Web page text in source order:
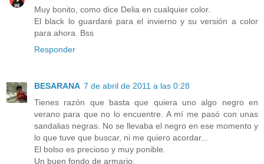
Muy bonito, como dice Delia en cualquier color.
El black lo guardaré para el invierno y su versión a color
para ahora. Bss
Responder
BESARANA 7 de abril de 2011 a las 0:28
Tienes razón que basta que quiera uno algo negro en
verano para que no lo encuentre. A mí me pasó con unas
sandalias negras. No se llevaba el negro en ese momento y
lo que tuve que buscar, ni me quiero acordar...
El bolso es precioso y muy ponible.
Un buen fondo de armario.